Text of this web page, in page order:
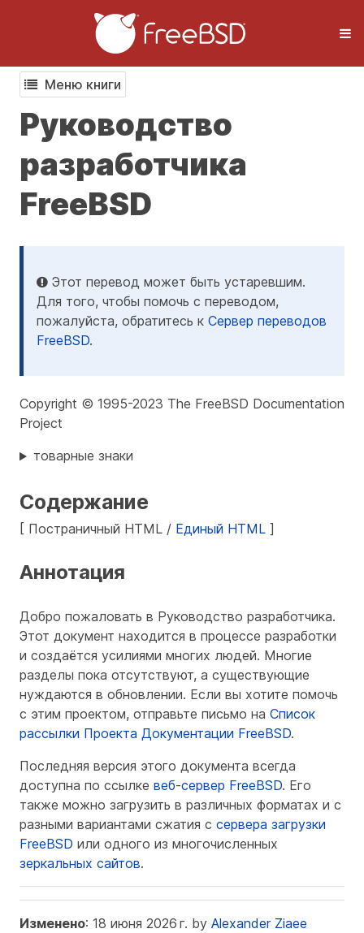
Меню книги
Руководство
разработчика
FreeBSD
Этот перевод может быть устаревшим.
Для того, чтобы помочь с переводом,
пожалуйста, обратитесь к Сервер переводов
FreeBSD.
Copyright © 1995-2023 The FreeBSD Documentation
Project
товарные знаки
Содержание
[ Постраничный HTML / Единый HTML ]
Аннотация
Добро пожаловать в Руководство разработчика.
Этот документ находится в процессе разработки
и создаётся усилиями многих людей. Многие
разделы пока отсутствуют, а существующие
нуждаются в обновлении. Если вы хотите помочь
с этим проектом, отправьте письмо на Список
рассылки Проекта Документации FreeBSD.
Последняя версия этого документа всегда
доступна по ссылке веб-сервер FreeBSD. Его
также можно загрузить в различных форматах и с
разными вариантами сжатия с сервера загрузки
FreeBSD или одного из многочисленных
зеркальных сайтов.
Изменено: 18 июня 2026 г. by Alexander Ziaee